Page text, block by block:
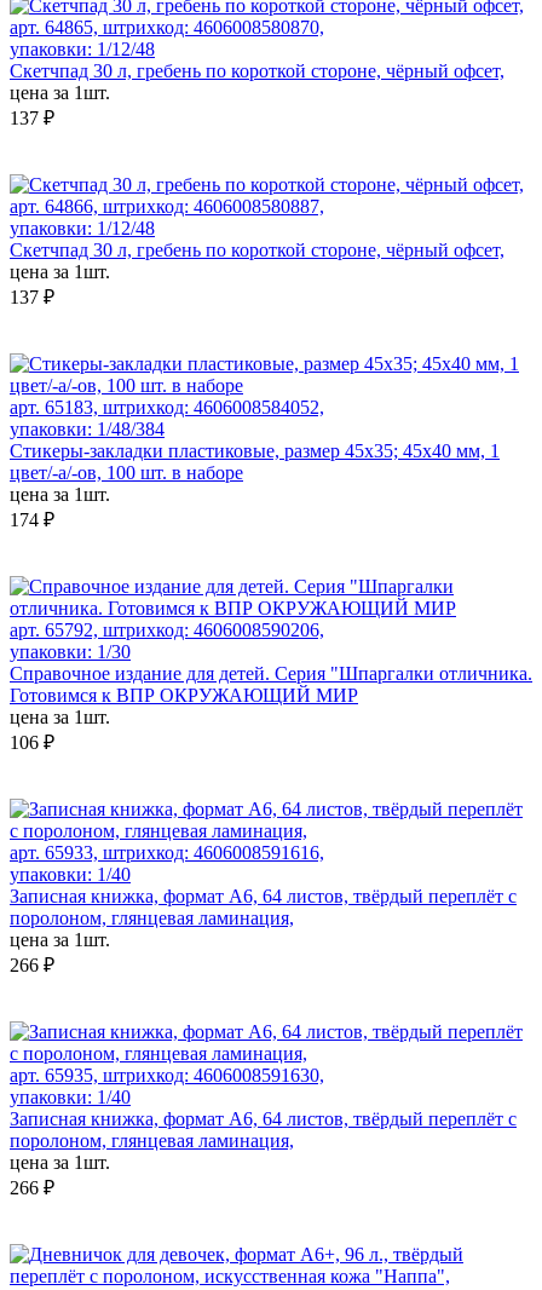
арт. 64865, штрихкод: 4606008580870,
упаковки: 1/12/48
Скетчпад 30 л, гребень по короткой стороне, чёрный офсет,
цена за 1шт.
137 ₽
арт. 64866, штрихкод: 4606008580887,
упаковки: 1/12/48
Скетчпад 30 л, гребень по короткой стороне, чёрный офсет,
цена за 1шт.
137 ₽
арт. 65183, штрихкод: 4606008584052,
упаковки: 1/48/384
Стикеры-закладки пластиковые, размер 45х35; 45x40 мм, 1
цвет/-а/-ов, 100 шт. в наборе
цена за 1шт.
174 ₽
арт. 65792, штрихкод: 4606008590206,
упаковки: 1/30
Справочное издание для детей. Серия "Шпаргалки отличника.
Готовимся к ВПР ОКРУЖАЮЩИЙ МИР
цена за 1шт.
106 ₽
арт. 65933, штрихкод: 4606008591616,
упаковки: 1/40
Записная книжка, формат А6, 64 листов, твёрдый переплёт с
поролоном, глянцевая ламинация,
цена за 1шт.
266 ₽
арт. 65935, штрихкод: 4606008591630,
упаковки: 1/40
Записная книжка, формат А6, 64 листов, твёрдый переплёт с
поролоном, глянцевая ламинация,
цена за 1шт.
266 ₽